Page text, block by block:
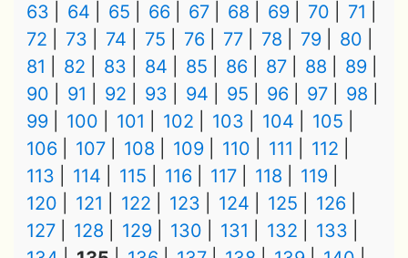
63
64 65 66 67 68 69 70
71
72
73 74 75 76 77 78 79
80
81
82 83 84 85 86 87 88
89
90
91 92 93 94 95 96 97
98
99
100 101 102 103 104
105
106
107 108 109 110 111
112
113
114 115 116 117 118
119
120
121 122 123 124 125
126
127
128 129 130 131 132
133